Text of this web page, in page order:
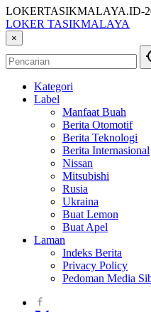
LOKERTASIKMALAYA.ID-
LOKER TASIKMALAYA
Info
Lowongan
Kerja
Sekitarna
×
Kategori
Label
Manfaat Buah
Berita Otomotif
Berita Teknologi
Berita Internasional
Nissan
Mitsubishi
Rusia
Ukraina
Buat Lemon
Buat Apel
Laman
Indeks Berita
Privacy Policy
Pedoman Media